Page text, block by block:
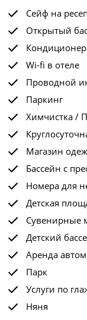
Сейф на
Открытый
Кондиционер
Wi-fi в отеле
Проводной
Паркинг
Химчистка /
Магазин
Бассейн с
Номера для
Детская
Сувенирные
Детский
Аренда
Парк
Услуги по
Няня